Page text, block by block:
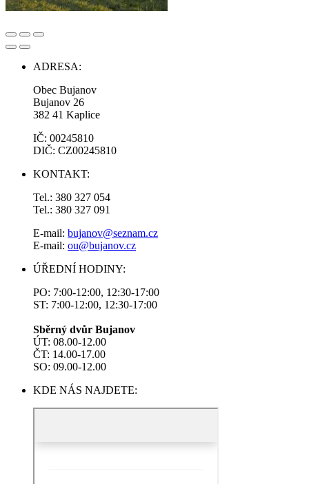
ADRESA:
Obec Bujanov
Bujanov 26
382 41 Kaplice
IČ: 00245810
DIČ: CZ00245810
KONTAKT:
Tel.: 380 327 054
Tel.: 380 327 091
E-mail: bujanov@seznam.cz
E-mail: ou@bujanov.cz
ÚŘEDNÍ HODINY:
PO: 7:00-12:00, 12:30-17:00
ST: 7:00-12:00, 12:30-17:00
Sběrný dvůr Bujanov
ÚT: 08.00-12.00
ČT: 14.00-17.00
SO: 09.00-12.00
KDE NÁS NAJDETE: